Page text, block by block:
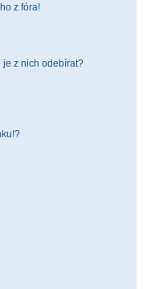
z fóra!
je z nich odebírat?